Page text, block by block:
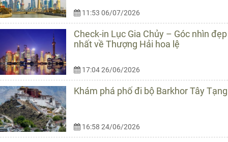
11:53 06/07/2026
Check-in Lục Gia Chủy – Góc nhìn đẹp
nhất về Thượng Hải hoa lệ
17:04 26/06/2026
Khám phá phố đi bộ Barkhor Tây Tạng
16:58 24/06/2026